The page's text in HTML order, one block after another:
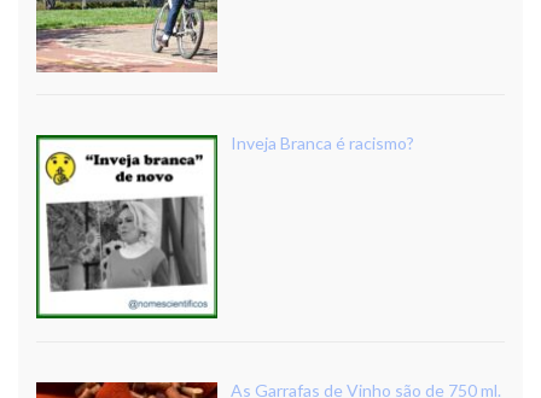
Inveja Branca é racismo?
As Garrafas de Vinho são de 750 ml.